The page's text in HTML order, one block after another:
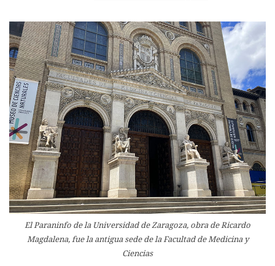
El Paraninfo de la Universidad de Zaragoza, obra de Ricardo
Magdalena, fue la antigua sede de la Facultad de Medicina y
Ciencias